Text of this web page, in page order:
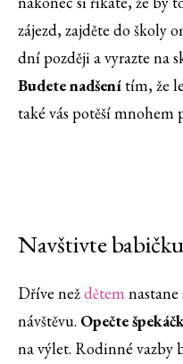
zájezd, zajděte do školy
dní později a vyrazte na
Budete nadšenítím, že
také vás potěší mnohem
Navštivte
Dříve neždětem
návštěvu. Opečte
na výlet. Rodinné vazby